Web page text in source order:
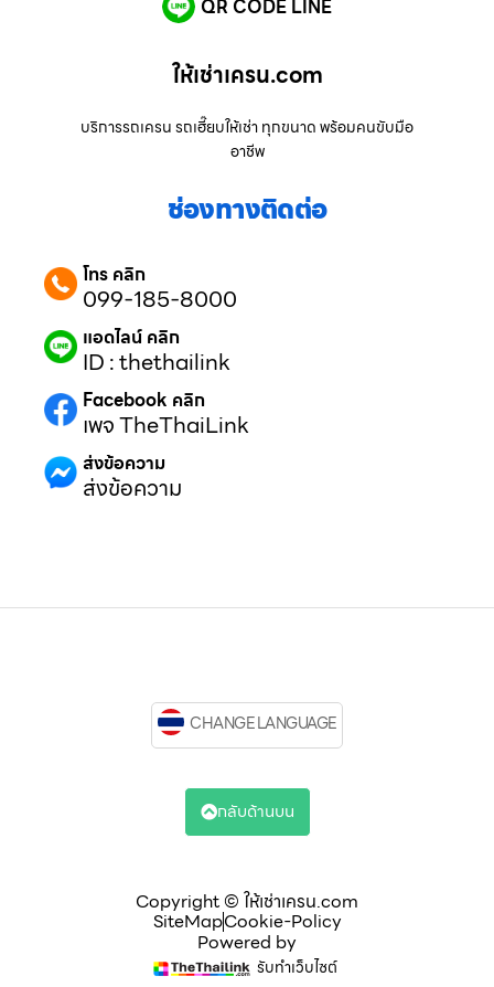
QR CODE LINE
ให้เช่าเครน.com
บริการรถเครน รถเฮี๊ยบให้เช่า ทุกขนาด พร้อมคนขับมือ
อาชีพ
ช่องทางติดต่อ
โทร คลิก
099-185-8000
แอดไลน์ คลิก
ID : thethailink
Facebook คลิก
เพจ TheThaiLink
ส่งข้อความ
ส่งข้อความ
Copyright © ให้เช่าเครน.com
SiteMapCookie-Policy
Powered by
รับทำเว็บไซต์
CHANGE LANGUAGE
กลับด้านบน